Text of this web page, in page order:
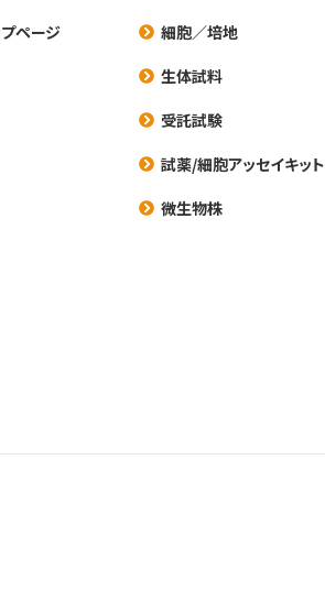
プページ
細胞／培地
生体試料
受託試験
試薬/細胞アッセイキット
微生物株